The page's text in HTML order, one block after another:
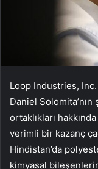
Loop Industries,
Daniel
ortaklıkları
verimli bir kazanç
Hindistan’da
kimyasal